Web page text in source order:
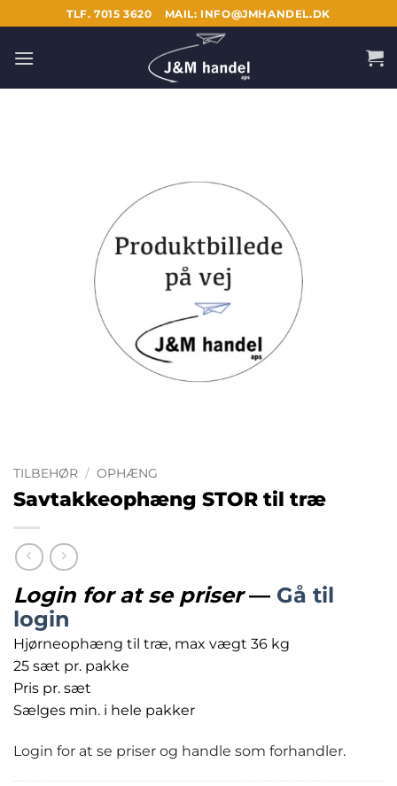
til
indhold
TLF. 7015 3620 MAIL: INFO@JMHANDEL.DK
TILBEHØR / OPHÆNG
Savtakkeophæng STOR til træ
Login for at se priser— Gå til
login
Hjørneophæng til træ, max vægt 36 kg
25 sæt pr. pakke
Pris pr. sæt
Sælges min. i hele pakker
Login for at se priser og handle som forhandler.